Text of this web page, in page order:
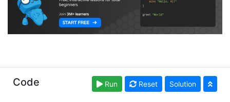
Copyright © learnshell.org. Read ourTerms of Useand
Privacy Policy
Code Run Reset Solution